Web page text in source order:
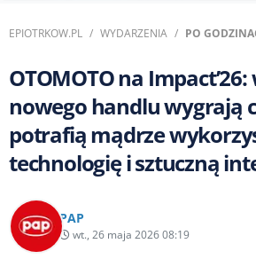
EPIOTRKOW.PL WYDARZENIA PO
OTOMOTO na Impact’26:
nowego handlu wygrają
potrafią mądrze
technologię i sztuczną
PAP
wt., 26 maja 2026 08:19